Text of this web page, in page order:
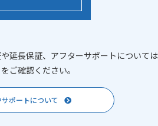
延長保証、アフターサポートについては
ご確認ください。
ポートについて